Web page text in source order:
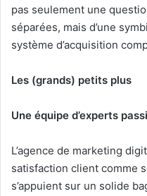
pas seulement une
séparées, mais d’une
système d’acquisition
Les (grands) petits plus
Une équipe d’experts
L’agence de marketing
satisfaction client comme
s’appuient sur un solide